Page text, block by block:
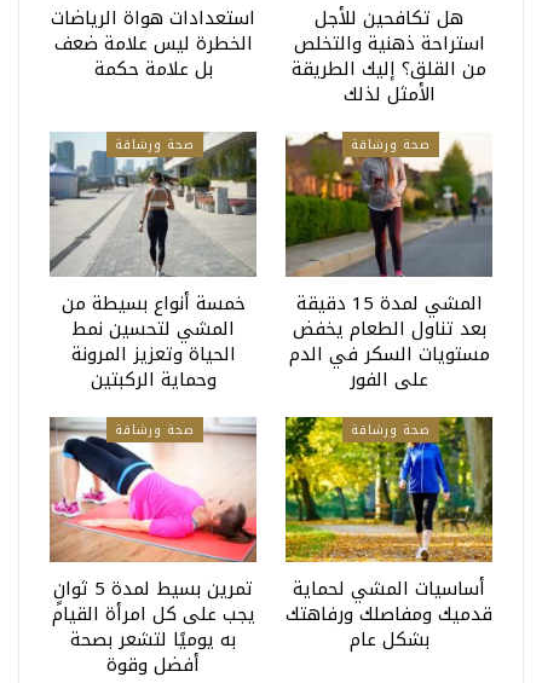
هل تكافحين للأجل
استراحة ذهنية والتخلص
من القلق؟ إليك الطريقة
الأمثل لذلك
استعدادات هواة الرياضات
الخطرة ليس علامة ضعف
بل علامة حكمة
صحة ورشاقة
المشي لمدة 15 دقيقة
بعد تناول الطعام يخفض
مستويات السكر في الدم
على الفور
صحة ورشاقة
خمسة أنواع بسيطة من
المشي لتحسين نمط
الحياة وتعزيز المرونة
وحماية الركبتين
صحة ورشاقة
أساسيات المشي لحماية
قدميك ومفاصلك ورفاهتك
بشكل عام
صحة ورشاقة
تمرين بسيط لمدة 5 ثوانٍ
يجب على كل امرأة القيام
به يوميًا لتشعر بصحة
أفضل وقوة